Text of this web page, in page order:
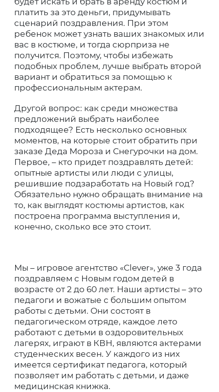
платить за это деньги, придумывать
сценарий поздравления. При этом
ребенок может узнать ваших знакомых или
вас в костюме, и тогда сюрприза не
получится. Поэтому, чтобы избежать
подобных проблем, лучше выбрать второй
вариант и обратиться за помощью к
профессиональным актерам.
Другой вопрос: как среди множества
предложений выбрать наиболее
подходящее? Есть несколько основных
моментов, на которые стоит обратить при
заказе Деда Мороза и Снегурочки на дом.
Первое, – кто придет поздравлять детей:
опытные артисты или люди с улицы,
решившие подзаработать на Новый год?
Обязательно нужно обращать внимание на
то, как выглядят костюмы артистов, как
построена программа выступления и,
конечно, сколько все это стоит.
Мы – игровое агентство «Clever», уже 3 года
поздравляем с Новым годом детей в
возрасте от 2 до 60 лет. Наши артисты – это
педагоги и вожатые с большим опытом
работы с детьми. Они состоят в
педагогическом отряде, каждое лето
работают с детьми в оздоровительных
лагерях, играют в КВН, являются актерами
студенческих весен. У каждого из них
имеется сертификат педагога, который
позволяет им работать с детьми, и даже
медицинская книжка.